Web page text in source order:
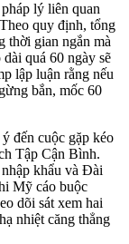
lý liên quan
quy định, tổng
thời gian ngắn mà
quá 60 ngày sẽ
lập luận rằng nếu
bắn, mốc 60
đến cuộc gặp kéo
Tập Cận Bình.
khẩu và Đài
Mỹ cáo buộc
dõi sát xem hai
nhiệt căng thẳng